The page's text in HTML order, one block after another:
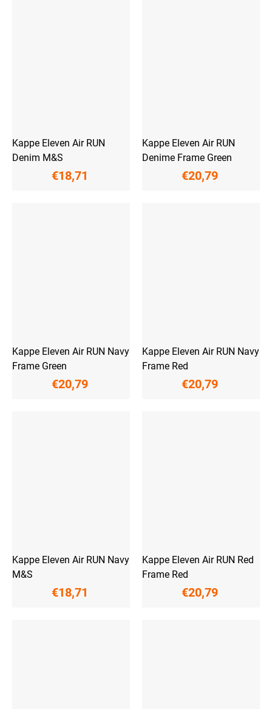
Kappe Eleven Air RUN
Denim M&S
€18,71
Kappe Eleven Air RUN
Denime Frame Green
€20,79
Kappe Eleven Air RUN Navy
Frame Green
€20,79
Kappe Eleven Air RUN Navy
Frame Red
€20,79
Kappe Eleven Air RUN Navy
M&S
€18,71
Kappe Eleven Air RUN Red
Frame Red
€20,79